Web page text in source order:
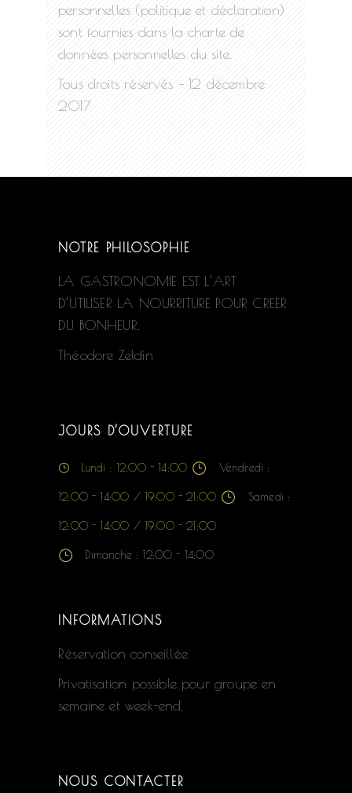
personnelles (politique et déclaration)
sont fournies dans la charte de
données personnelles du site.
Tous droits réservés – 12 décembre
2017
NOTRE PHILOSOPHIE
LA GASTRONOMIE EST L’ART
D’UTILISER LA NOURRITURE POUR CREER
DU BONHEUR.
Théodore Zeldin
JOURS D’OUVERTURE
Lundi : 12:00 - 14:00 Vendredi :
12:00 - 14:00 / 19:00 - 21:00 Samedi :
12:00 - 14:00 / 19:00 - 21:00
Dimanche : 12:00 - 14:00
INFORMATIONS
Réservation conseillée
Privatisation possible pour groupe en
semaine et week-end.
NOUS CONTACTER